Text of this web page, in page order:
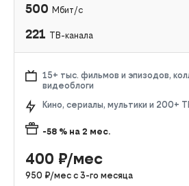
500 Мбит/с
221 ТВ-канала
15+ тыс. фильмов и эпизодов,
видеоблоги
Кино, сериалы, мультики и 200+
-58 % на 2 мес.
400 ₽/мес
950 ₽/мес с 3-го месяца